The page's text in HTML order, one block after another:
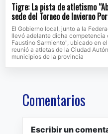
Tigre: La pista de atletismo
sede del Torneo de Invierno
El Gobierno local, junto a la
llevó adelante dicha
Faustino Sarmiento", ubicado en
reunió a atletas de la Ciudad
municipios de la provincia
Comentarios
Escribir un